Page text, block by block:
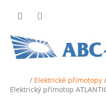
Domů
/ Elektrické přímotopy /
Elektrický přímotop